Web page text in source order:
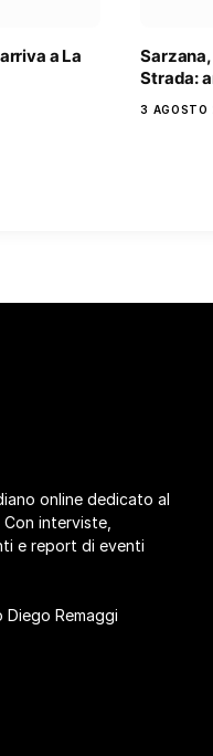
a La
Strada:
3
online dedicato al
interviste,
e report di eventi
Remaggi